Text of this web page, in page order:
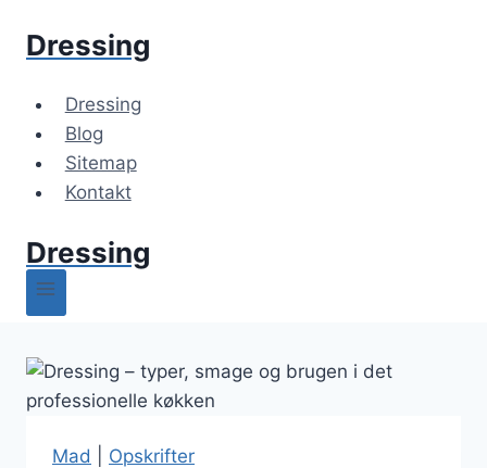
Dressing
Dressing
Blog
Sitemap
Kontakt
Dressing
Mad Opskrifter